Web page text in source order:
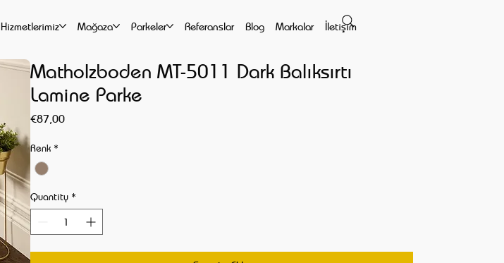
Hizmetlerimiz Mağaza Parkeler Referanslar Blog Markalar İletişim
Matholzboden MT-5011 Dark Balıksırtı
Lamine Parke
€87,00Price
Renk *
Quantity *